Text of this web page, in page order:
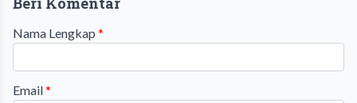
Nama Lengkap *
Email*